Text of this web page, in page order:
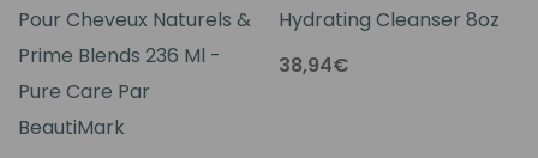
Pour Cheveux Naturels &
Prime Blends 236 Ml -
Pure Care Par
BeautiMark
Hydrating Cleanser 8oz
38,94€